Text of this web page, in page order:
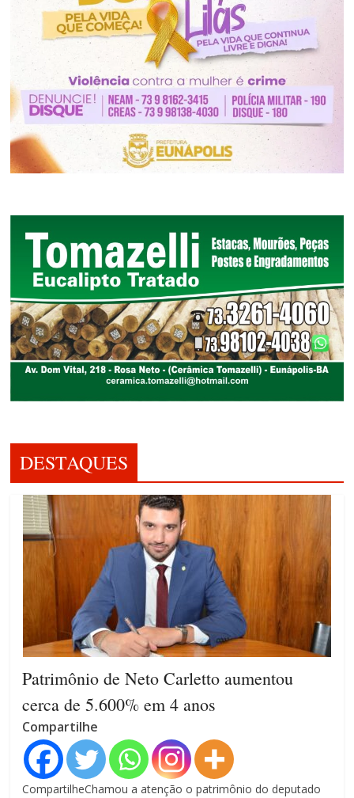
DESTAQUES
Patrimônio de Neto Carletto aumentou
cerca de 5.600% em 4 anos
Compartilhe
CompartilheChamou a atenção o patrimônio do deputado